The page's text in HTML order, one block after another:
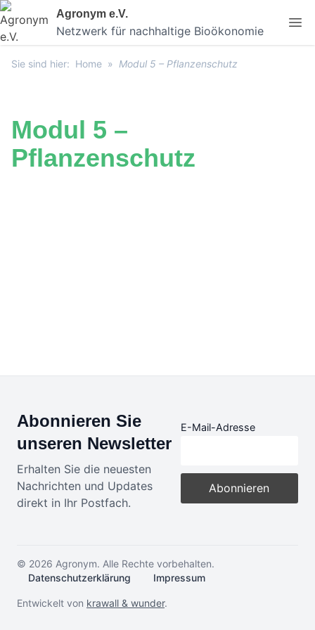
Skip
to
content
Agronym e.V.
Netzwerk für nachhaltige Bioökonomie
Sie sind hier: Home » Modul 5 – Pflanzenschutz
Modul 5 –
Pflanzenschutz
Abonnieren Sie
unseren Newsletter
Erhalten Sie die neuesten
Nachrichten und Updates
direkt in Ihr Postfach.
E-Mail-Adresse
© 2026 Agronym. Alle Rechte vorbehalten.
Datenschutzerklärung
Impressum
Entwickelt von krawall & wunder.